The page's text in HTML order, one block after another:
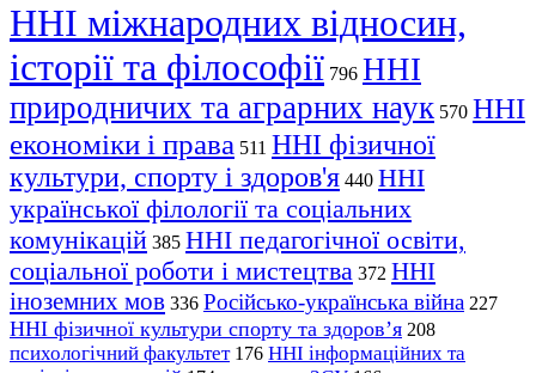
ННІ міжнародних відносин,
історії та філософії 796 ННІ
природничих та аграрних наук 570 ННІ
економіки і права 511 ННІ фізичної
культури, спорту і здоров'я 440 ННІ
української філології та соціальних
комунікацій 385 ННІ педагогічної освіти,
соціальної роботи і мистецтва 372 ННІ
іноземних мов 336 Російсько-українська війна 227
ННІ фізичної культури спорту та здоров’я 208
психологічний факультет 176 ННІ інформаційних та